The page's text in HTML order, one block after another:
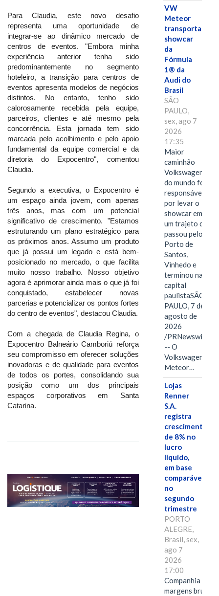
Para Claudia, este novo desafio
representa uma oportunidade de
integrar-se ao dinâmico mercado de
centros de eventos. "Embora minha
experiência anterior tenha sido
predominantemente no segmento
hoteleiro, a transição para centros de
eventos apresenta modelos de negócios
distintos. No entanto, tenho sido
calorosamente recebida pela equipe,
parceiros, clientes e até mesmo pela
concorrência. Esta jornada tem sido
marcada pelo acolhimento e pelo apoio
fundamental da equipe comercial e da
diretoria do Expocentro", comentou
Claudia.
Segundo a executiva, o Expocentro é
um espaço ainda jovem, com apenas
três anos, mas com um potencial
significativo de crescimento. "Estamos
estruturando um plano estratégico para
os próximos anos. Assumo um produto
que já possui um legado e está bem-
posicionado no mercado, o que facilita
muito nosso trabalho. Nosso objetivo
agora é aprimorar ainda mais o que já foi
conquistado, estabelecer novas
parcerias e potencializar os pontos fortes
do centro de eventos", destacou Claudia.
Com a chegada de Claudia Regina, o
Expocentro Balneário Camboriú reforça
seu compromisso em oferecer soluções
inovadoras e de qualidade para eventos
de todos os portes, consolidando sua
posição como um dos principais
espaços corporativos em Santa
Catarina.
VW
Meteor
transporta
showcar
da
Fórmula
1® da
Audi do
Brasil
SÃO
PAULO,
sex, ago 7
2026
17:35
Maior
caminhão
Volkswagen
do mundo foi
responsável
por levar o
showcar em
um trajeto que
passou pelo
Porto de
Santos,
Vinhedo e
terminou na
capital
paulistaSÃO
PAULO, 7 de
agosto de
2026
/PRNewswire/
-- O
Volkswagen
Meteor…
Lojas
Renner
S.A.
registra
crescimento
de 8% no
lucro
líquido,
em base
comparável,
no
segundo
trimestre
PORTO
ALEGRE,
Brasil, sex,
ago 7
2026
17:00
Companhia
margens brutas